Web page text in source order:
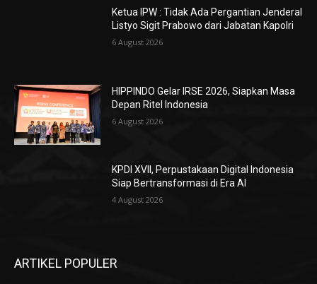
Ketua IPW : Tidak Ada Pergantian Jenderal
Listyo Sigit Prabowo dari Jabatan Kapolri
6 August 2026
HIPPINDO Gelar IRSE 2026, Siapkan Masa
Depan Ritel Indonesia
6 August 2026
KPDI XVII, Perpustakaan Digital Indonesia
Siap Bertransformasi di Era AI
4 August 2026
ARTIKEL POPULER